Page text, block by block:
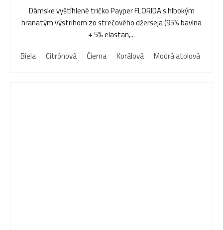
Dámske vyštíhlené tričko Payper FLORIDA s hlbokým
hranatým výstrihom zo strečového džerseja (95% bavlna
+ 5% elastan,...
Biela
Citrónová Čierna Korálová Modrá atolová